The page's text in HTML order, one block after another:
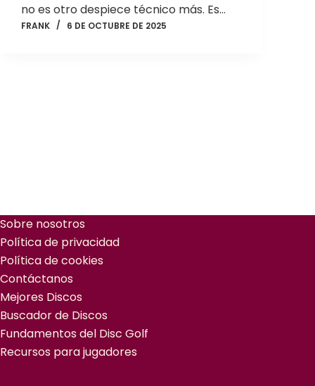
no es otro despiece técnico más. Es…
FRANK 6 DE OCTUBRE DE 2025
Sobre nosotros
Política de privacidad
Política de cookies
Contáctanos
Mejores Discos
Buscador de Discos
Fundamentos del Disc Golf
Recursos para jugadores